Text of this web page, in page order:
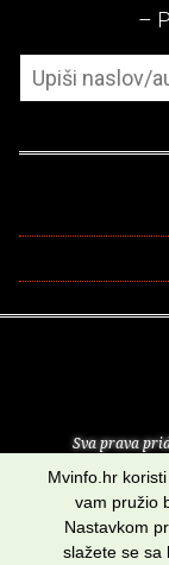
–
Sva prava
Mvinfo.hr
vam pružio
Nastavkom
slažete se sa